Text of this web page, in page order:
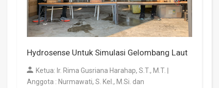
Hydrosense Untuk Simulasi Gelombang Laut
Ketua: Ir. Rima Gusriana Harahap, S.T., M.T. |
Anggota : Nurmawati, S. Kel., M.Si. dan